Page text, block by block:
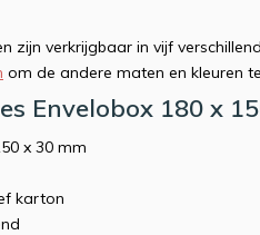
zijn verkrijgbaar in vijf
om de andere maten en kleuren
Envelobox 180 x
x 30 mm
karton